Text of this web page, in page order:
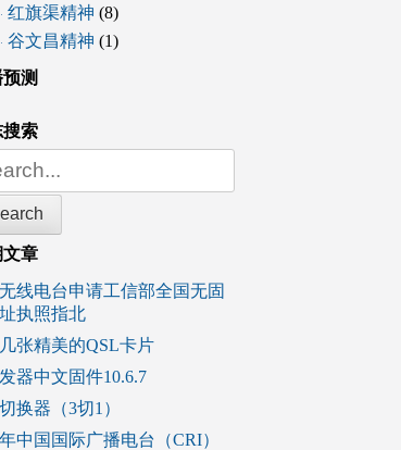
红旗渠精神 (8)
谷文昌精神 (1)
测
搜索
Search
文章
线电台申请工信部全国无固
执照指北
张精美的QSL卡片
器中文固件10.6.7
换器（3切1）
中国国际广播电台（CRI）